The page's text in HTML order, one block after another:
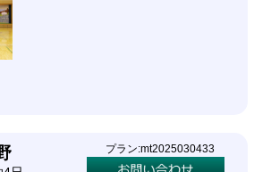
プラン:mt2025030433